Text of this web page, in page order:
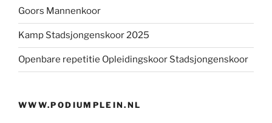
Goors Mannenkoor
Kamp Stadsjongenskoor 2025
Openbare repetitie Opleidingskoor Stadsjongenskoor
WWW.PODIUMPLEIN.NL